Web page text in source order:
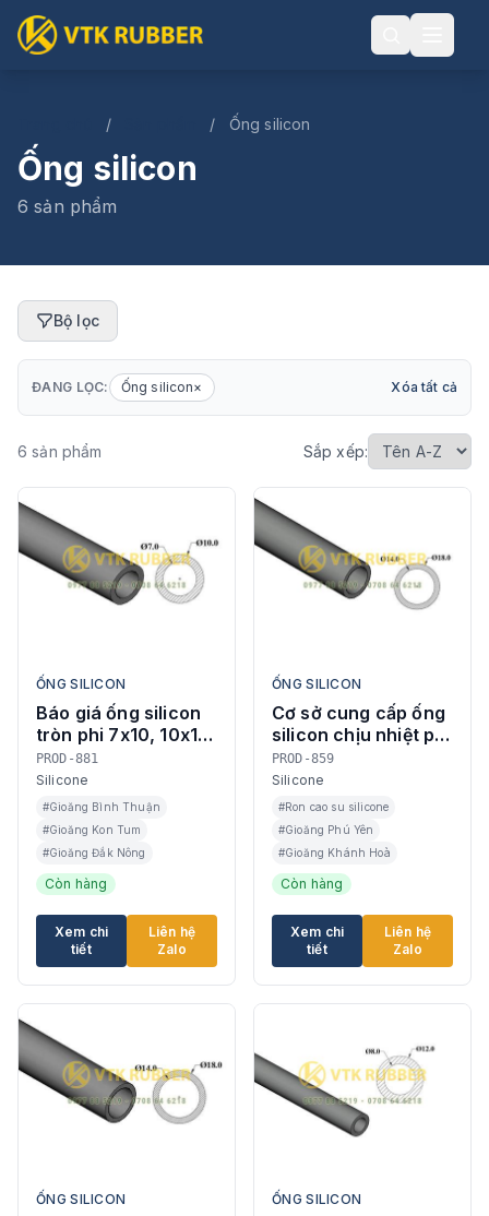
/ / Ống silicon
Ống silicon
6 sản phẩm
Bộ lọc
ĐANG LỌC: Ống silicon× Xóa tất cả
6 sản phẩm Sắp xếp:
ỐNG SILICON
Báo giá ống silicon
tròn phi 7x10, 10x14
ở Lâm Đồng
PROD-881
Silicone
#Gioăng Bình Thuận
#Gioăng Kon Tum
#Gioăng Đắk Nông
Còn hàng
Xem chi
tiết
Liên hệ
Zalo
ỐNG SILICON
Cơ sở cung cấp ống
silicon chịu nhiệt phi
D4, D6, D7 ở Đắk
Lắk
PROD-859
Silicone
#Ron cao su silicone
#Gioăng Phú Yên
#Gioăng Khánh Hoà
Còn hàng
Xem chi
tiết
Liên hệ
Zalo
ỐNG SILICON ỐNG SILICON